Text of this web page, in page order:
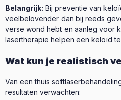
Belangrijk: Bij preventie van
veelbelovender dan bij reeds
verse wond hebt en aanleg voor
lasertherapie helpen een keloïd
Wat kun je realistisch
Van een thuis
resultaten verwachten: